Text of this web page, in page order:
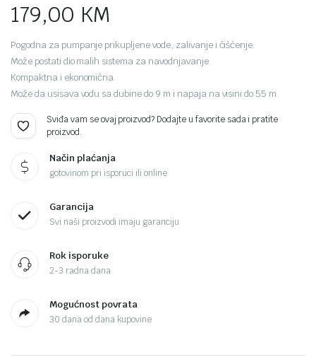
179,00 KM
Pogodna za pumpanje prikupljene vode, zalivanje i čišćenje.
Može postati dio malih sistema za navodnjavanje.
Kompaktna i ekonomična.
Može da usisava vodu sa dubine do 9 m i napaja na visini do 55 m.
Sviđa vam se ovaj proizvod? Dodajte u favorite sada i pratite
proizvod.
Način plaćanja
gotovinom pri isporuci ili online
Garancija
Svi naši proizvodi imaju garanciju
Rok isporuke
2-3 radna dana
Mogućnost povrata
30 dana od dana kupovine